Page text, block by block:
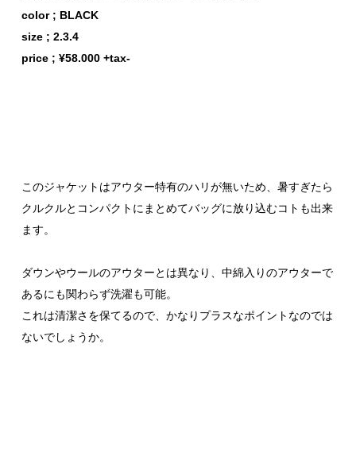
color ; BLACK
size ; 2.3.4
price ; ¥58.000 +tax-
このジャケットはアウター特有のハリが無いため、暑すぎたら
クルクルとコンパクトにまとめてバッグに放り込むコトも出来
ます。
ダウンやウールのアウターとは異なり、中綿入りのアウターで
あるにも関わらず洗濯も可能。
これは清潔さを保てるので、かなりプラスなポイントなのでは
ないでしょうか。